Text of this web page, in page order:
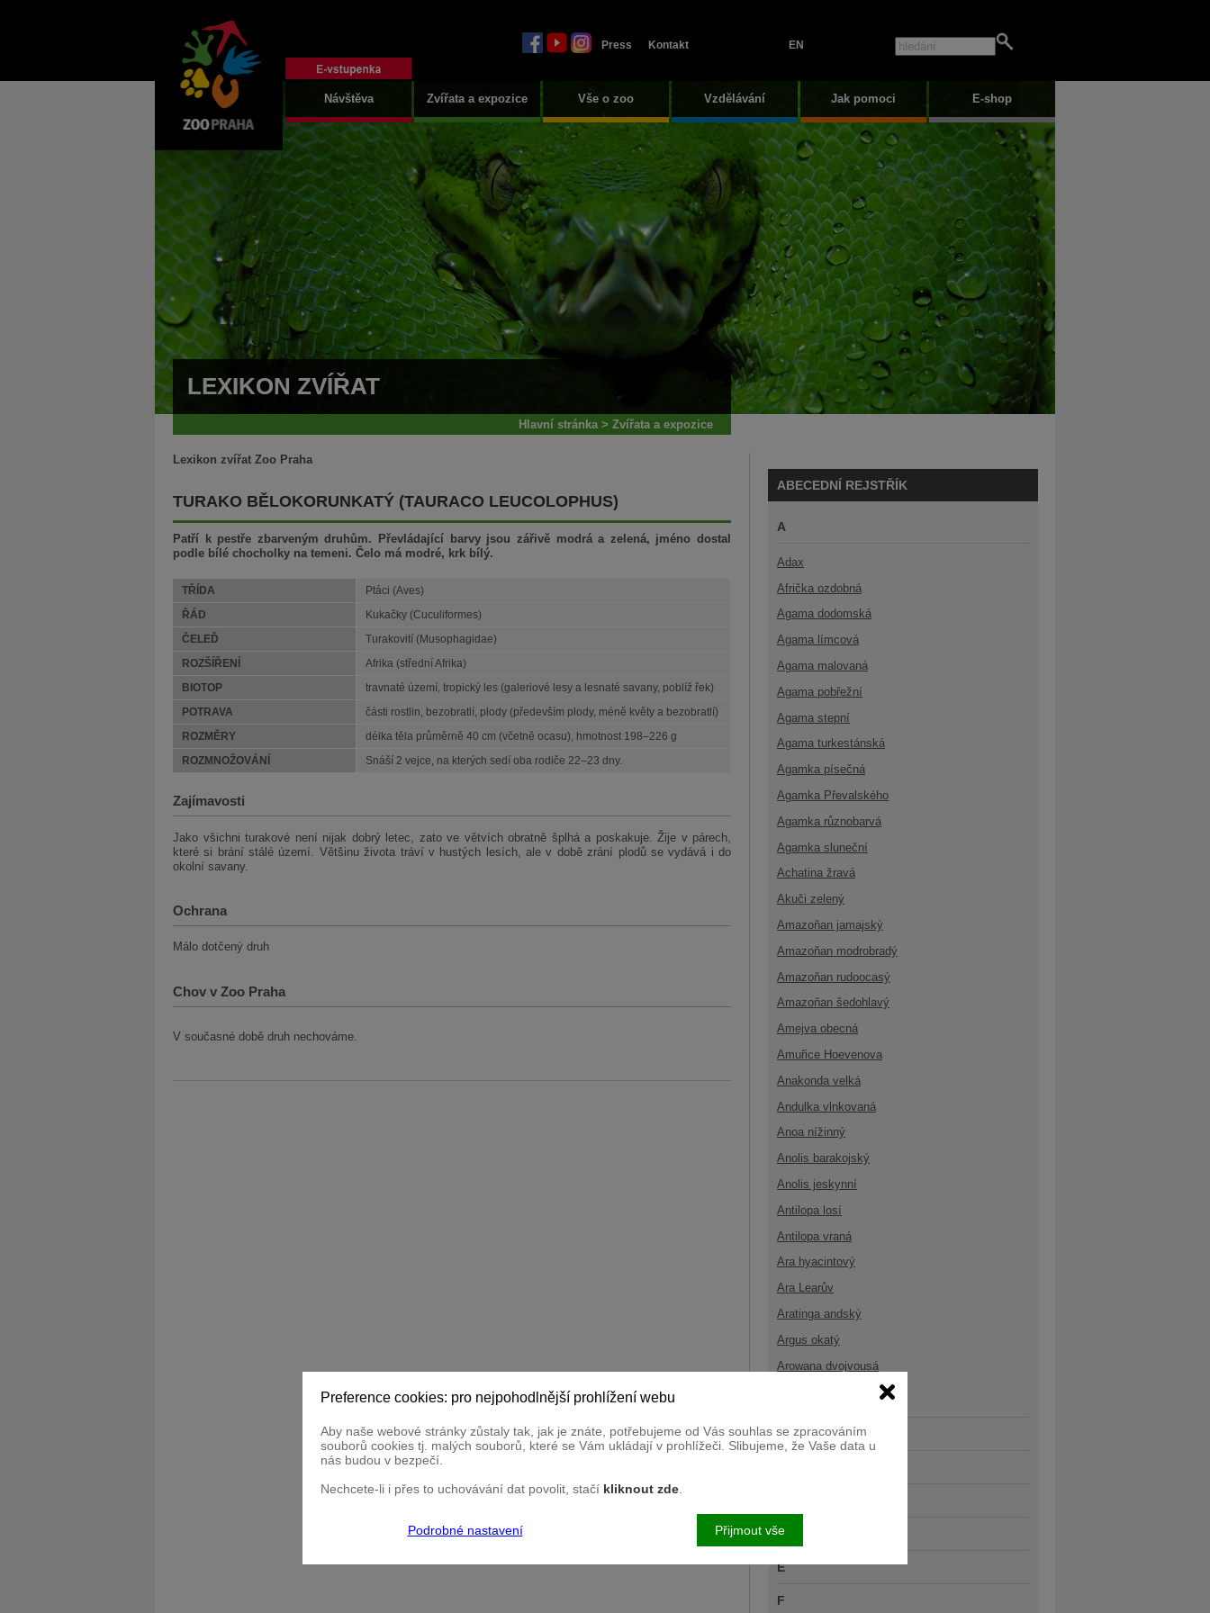
Press Kontakt EN
Návštěva Zvířata a expozice Vše o zoo Vzdělávání Jak pomoci E-shop
LEXIKON ZVÍŘAT
LEXIKON ZVÍŘAT
Hlavní stránka> Zvířata a expozice
Lexikon zvířat Zoo Praha
TURAKO BĚLOKORUNKATÝ (TAURACO LEUCOLOPHUS)
Patří k pestře zbarveným druhům. Převládající barvy jsou zářivě modrá a zelená, jméno dostal
podle bílé chocholky na temeni. Čelo má modré, krk bílý.
TŘÍDA Ptáci (Aves)
ŘÁD Kukačky (Cuculiformes)
ČELEĎ Turakovití (Musophagidae)
ROZŠÍŘENÍ Afrika (střední Afrika)
BIOTOP travnaté území, tropický les (galeriové lesy a lesnaté savany, poblíž řek)
POTRAVA části rostlin, bezobratlí, plody (především plody, méně květy a bezobratlí)
ROZMĚRY délka těla průměrně 40 cm (včetně ocasu), hmotnost 198–226 g
ROZMNOŽOVÁNÍ Snáší 2 vejce, na kterých sedí oba rodiče 22–23 dny.
Zajímavosti
Jako všichni turakové není nijak dobrý letec, zato ve větvích obratně šplhá a poskakuje. Žije v párech,
které si brání stálé území. Většinu života tráví v hustých lesích, ale v době zrání plodů se vydává i do
okolní savany.
Ochrana
Málo dotčený druh
Chov v Zoo Praha
V současné době druh nechováme.
ABECEDNÍ REJSTŘÍK
A
Adax
Afrička ozdobná
Agama dodomská
Agama límcová
Agama malovaná
Agama pobřežní
Agama stepní
Agama turkestánská
Agamka písečná
Agamka Převalského
Agamka různobarvá
Agamka sluneční
Achatina žravá
Akuči zelený
Amazoňan jamajský
Amazoňan modrobradý
Amazoňan rudoocasý
Amazoňan šedohlavý
Amejva obecná
Amuřice Hoevenova
Anakonda velká
Andulka vlnkovaná
Anoa nížinný
Anolis barakojský
Anolis jeskynní
Antilopa losí
Antilopa vraná
Ara hyacintový
Ara Learův
Aratinga andský
Argus okatý
Arowana dvojvousá
C
Ď
E
F
Preference cookies: pro nejpohodlnější prohlížení webu
Aby naše webové stránky zůstaly tak, jak je znáte, potřebujeme od Vás souhlas se zpracováním
souborů cookies tj. malých souborů, které se Vám ukládají v prohlížeči. Slibujeme, že Vaše data u
nás budou v bezpečí.
Nechcete-li i přes to uchovávání dat povolit, stačí kliknout zde
Podrobné nastavení Přijmout vše